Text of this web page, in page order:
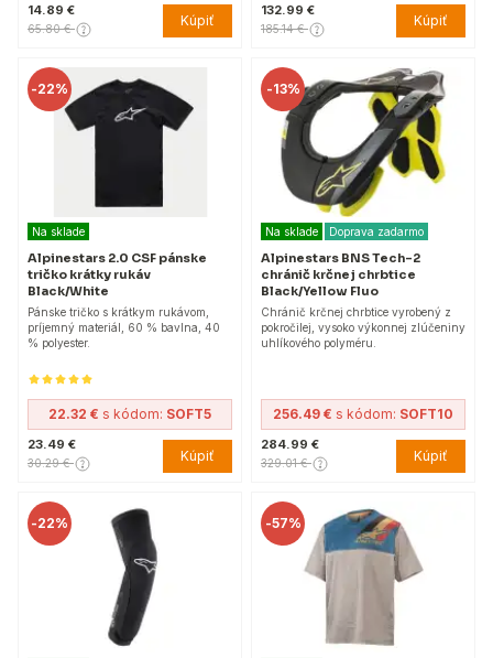
14.89 €
65.80 € Kúpiť
132.99 €
185.14 € Kúpiť
-22%
Na sklade
Alpinestars 2.0 CSF pánske
tričko krátky rukáv
Black/White
Pánske tričko s krátkym rukávom,
príjemný materiál, 60 % bavlna, 40
% polyester.
22.32 € s kódom: SOFT5
23.49 €
30.29 € Kúpiť
-13%
Na sklade Doprava zadarmo
Alpinestars BNS Tech-2
chránič krčnej chrbtice
Black/Yellow Fluo
Chránič krčnej chrbtice vyrobený z
pokročilej, vysoko výkonnej zlúčeniny
uhlíkového polyméru.
256.49 € s kódom: SOFT10
284.99 €
329.01 € Kúpiť
-22% -57%